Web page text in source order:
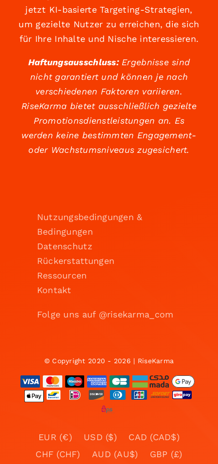
jetzt KI-basierte Targeting-Strategien,
um gezielte Nutzer zu erreichen, die sich
für Ihre Inhalte und Nische interessieren.
Haftungsausschluss:Ergebnisse sind
nicht garantiert und können je nach
verschiedenen Faktoren variieren.
RiseKarma bietet ausschließlich gezielte
Promotionsdienstleistungen an. Es
werden keine bestimmten Engagement-
oder Wachstumsniveaus zugesichert.
Nutzungsbedingungen &
Bedingungen
Datenschutz
Rückerstattungen
Ressourcen
Kontakt
Folge uns auf @risekarma_com
© Copyright 2020 - 2026 | RiseKarma
EUR (€) USD ($)
CAD (CAD$)
CHF (CHF)
AUD (AU$)
GBP (£)